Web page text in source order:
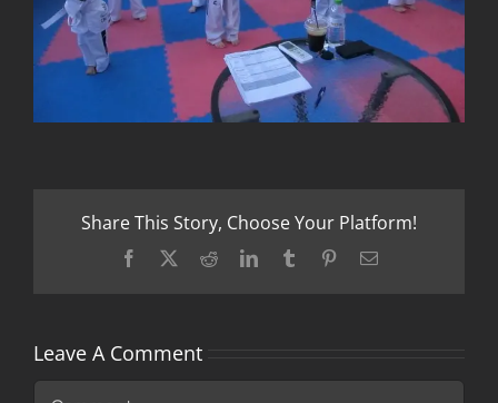
Share This Story, Choose Your Platform!
Facebook RedditLinkedInTumblr PinterestEmail
Leave A Comment
Comment